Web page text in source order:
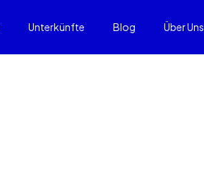
Unterkünfte Blog Über Uns